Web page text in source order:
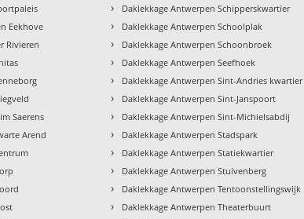
Eekhove
Rivieren
Saerens
Arend
› Daklekkage Antwerpen Schipperskwartier
› Daklekkage Antwerpen Schoolplak
› Daklekkage Antwerpen Schoonbroek
› Daklekkage Antwerpen Seefhoek
› Daklekkage Antwerpen Sint-Andries kwartier
› Daklekkage Antwerpen Sint-Janspoort
› Daklekkage Antwerpen Sint-Michielsabdij
› Daklekkage Antwerpen Stadspark
› Daklekkage Antwerpen Statiekwartier
› Daklekkage Antwerpen Stuivenberg
› Daklekkage Antwerpen Tentoonstellingswijk
› Daklekkage Antwerpen Theaterbuurt